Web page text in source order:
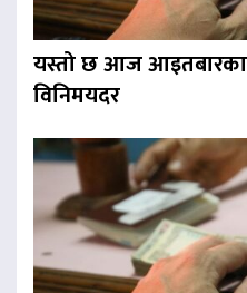
यस्तो छ आज आइतबारका
विनिमयदर